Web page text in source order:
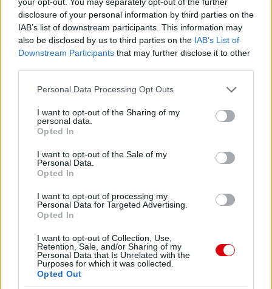
disclosure of your personal information by third parties on the
IAB’s list of downstream participants. This information may
also be disclosed by us to third parties on the IAB’s List of
Downstream Participants that may further disclose it to other
Please note that this website/app uses one or more Google
not limited to your visit or usage behaviour. You may click to
grant or deny consent to Google and its third-party tags to
use your data for below specified purposes in below Google
consent section.
Personal Data Processing Opt Outs
I want to opt-out of the Sharing of my
personal data.
Opted In
I want to opt-out of the Sale of my
Personal Data.
Opted In
I want to opt-out of processing my
Personal Data for Targeted Advertising.
Opted In
I want to opt-out of Collection, Use,
Retention, Sale, and/or Sharing of my
Personal Data that Is Unrelated with the
Purposes for which it was collected.
Opted Out
Meccs Center
Paris Saint-Germain